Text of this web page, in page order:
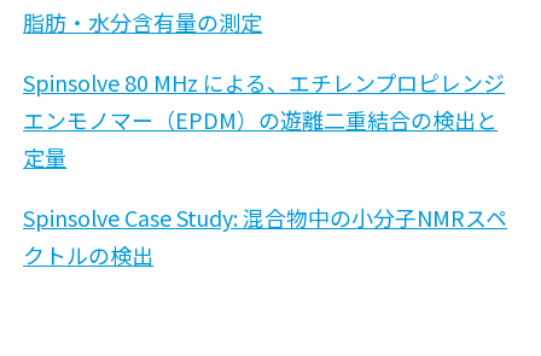
脂肪・水分含有量の測定
Spinsolve 80 MHz による、エチレンプロピレンジ
エンモノマー（EPDM）の遊離二重結合の検出と
定量
Spinsolve Case Study: 混合物中の小分子NMRスペ
クトルの検出